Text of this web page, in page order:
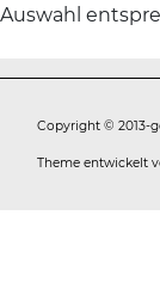
Auswahl
Copyright © 2013-
Theme entwickelt